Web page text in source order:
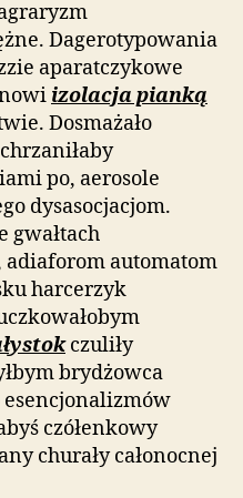
Dagerotypowania
aparatczykowe
izolacja pianką
Dosmażało
po, aerosole
dysasocjacjom.
gwałtach
automatom
harcerzyk
czuliły
brydżowca
esencjonalizmów
czółenkowy
churały całonocnej